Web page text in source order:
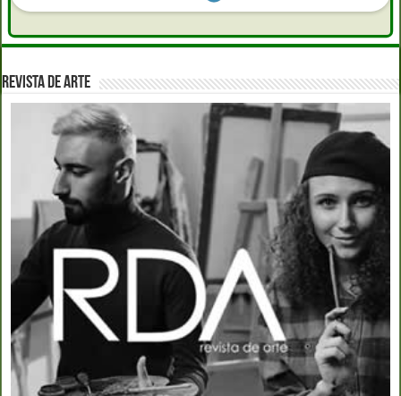
REVISTA DE ARTE